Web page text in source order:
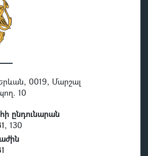
0019, Մարշալ
10
ընդունարան
, 130